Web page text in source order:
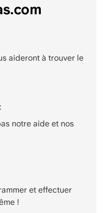
aideront à trouver le
notre aide et nos
et effectuer
!